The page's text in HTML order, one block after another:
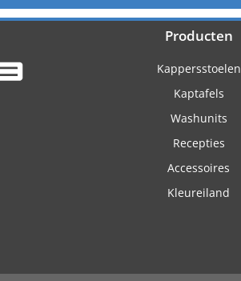
Producten
Kappersstoelen
Kaptafels
Washunits
Recepties
Accessoires
Kleureiland